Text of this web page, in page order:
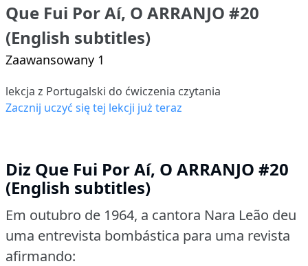
Que Fui Por Aí, O ARRANJO #20
(English subtitles)
Zaawansowany 1
lekcja z Portugalski do ćwiczenia czytania
Zacznij uczyć się tej lekcji już teraz
Diz Que Fui Por Aí, O ARRANJO #20
(English subtitles)
Em outubro de 1964, a cantora Nara Leão deu
uma entrevista bombástica para uma revista
afirmando: